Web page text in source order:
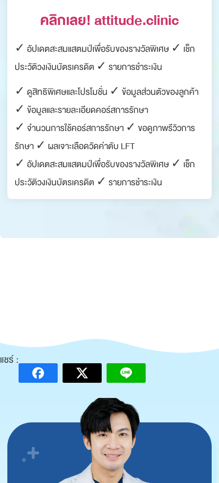
คลิกเลย! attitude.clinic
✓ อัปเดตสะสมแสตมป์เพื่อรับของรางวัลพิเศษ ✓ เช็ก
ประวัติวงเงินบัตรเครดิต ✓ รายการชำระเงิน
✓ ดูสิทธิพิเศษและโปรโมชั่น ✓ ข้อมูลส่วนตัวของลูกค้า
✓ ข้อมูลและรายละเอียดคอร์สการรักษา
✓ จำนวนการใช้คอร์สการรักษา ✓ ขอดูภาพรีวิวการ
รักษา ✓ ผลเจาะเลือดวัดค่าตับ LFT
✓ อัปเดตสะสมแสตมป์เพื่อรับของรางวัลพิเศษ ✓ เช็ก
ประวัติวงเงินบัตรเครดิต ✓ รายการชำระเงิน
แชร์ :